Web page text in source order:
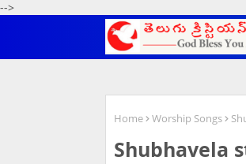
-->
Home Worship Songs
Shubhavela